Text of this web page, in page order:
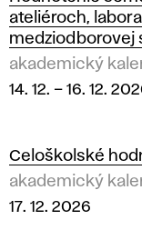
ateliéroch,
medziodborovej
akademický
14. 12. – 16. 12.
Celoškolské
akademický
17. 12. 2026